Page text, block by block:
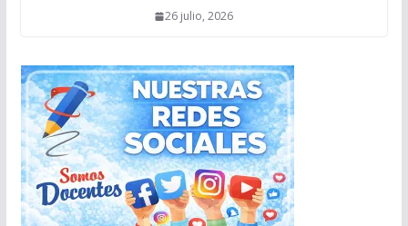
26 julio, 2026